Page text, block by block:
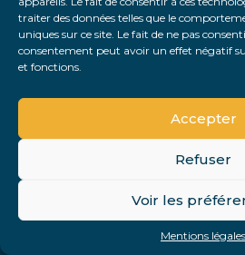
traiter des données telles que le
uniques sur ce site. Le fait de ne pas
consentement peut avoir un effet négatif
et fonctions.
Accepter
Refuser
Voir les
Mentions légales
Footer
PLAN DU SITE
MENTIONS
Conception et